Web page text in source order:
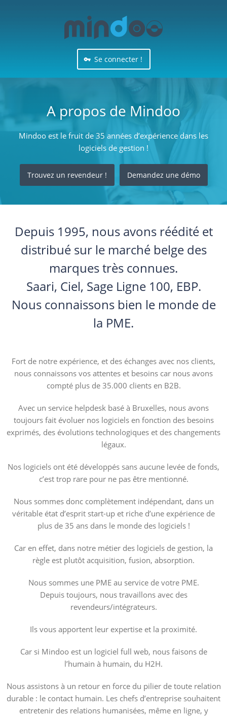
Se connecter !
A propos de Mindoo
Mindoo est le fruit de 35 années d’expérience dans les
logiciels de gestion !
Trouvez un revendeur ! Demandez une démo
Depuis 1995, nous avons réédité et
distribué sur le marché belge des
marques très connues.
Saari, Ciel, Sage Ligne 100, EBP.
Nous connaissons bien le monde de
la PME.
Fort de notre expérience, et des échanges avec nos clients,
nous connaissons vos attentes et besoins car nous avons
compté plus de 35.000 clients en B2B.
Avec un service helpdesk basé à Bruxelles, nous avons
toujours fait évoluer nos logiciels en fonction des besoins
exprimés, des évolutions technologiques et des changements
légaux.
Nos logiciels ont été développés sans aucune levée de fonds,
c’est trop rare pour ne pas être mentionné.
Nous sommes donc complètement indépendant, dans un
véritable état d’esprit start-up et riche d’une expérience de
plus de 35 ans dans le monde des logiciels !
Car en effet, dans notre métier des logiciels de gestion, la
règle est plutôt acquisition, fusion, absorption.
Nous sommes une PME au service de votre PME.
Depuis toujours, nous travaillons avec des
revendeurs/intégrateurs.
Ils vous apportent leur expertise et la proximité.
Car si Mindoo est un logiciel full web, nous faisons de
l’humain à humain, du H2H.
Nous assistons à un retour en force du pilier de toute relation
durable : le contact humain. Les chefs d’entreprise souhaitent
entretenir des relations humanisées, même en ligne, y